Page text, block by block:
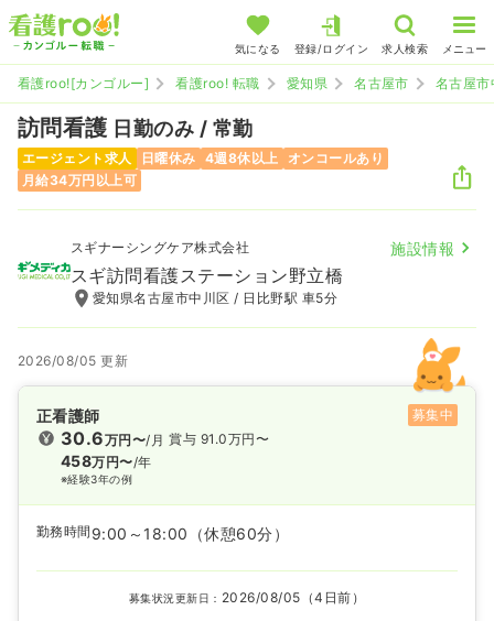
気になる 登録/ログイン 求人検索 メニュー
看護roo![カンゴルー] 看護roo! 転職 愛知県 名古屋市 名古屋市
訪問看護 日勤のみ / 常勤
エージェント求人 日曜休み 4週8休以上
オンコールあり
月給34万円以上可
スギナーシングケア株式会社 施設情報
スギ訪問看護ステーション野立橋
愛知県名古屋市中川区 / 日比野駅 車5分
2026/08/05 更新
正看護師 募集中
30.6万円〜/月
458万円〜/年
※経験3年の例
賞与 91.0万円〜
勤務時間 9:00～18:00 （休憩60分）
募集状況更新日： 2026/08/05（4日前）